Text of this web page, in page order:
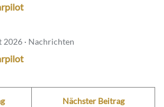
2026 · Nachrichten
Nächster Beitrag